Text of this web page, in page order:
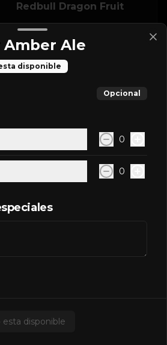
Redbull Dragon Fruit
$3.000
$2.500
$600
Ale
disponible
Opcional
0
0
disponible